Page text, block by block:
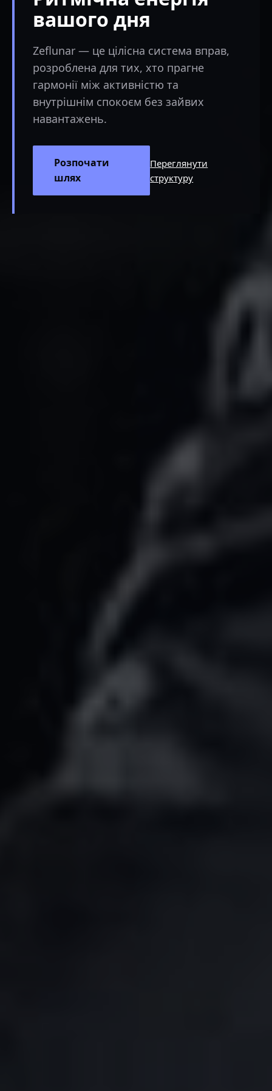
вашого дня
Zeflunar — це цілісна система вправ,
розроблена для тих, хто прагне
гармонії між активністю та
внутрішнім спокоєм без зайвих
навантажень.
Розпочати
шлях
Переглянути
структуру